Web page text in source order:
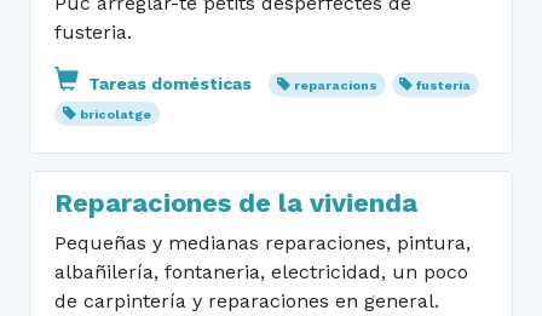
fusteria.
Tareas domésticas reparacions
fusteria
bricolatge
Reparaciones de la vivienda
Pequeñas y medianas reparaciones, pintura,
albañilería, fontaneria, electricidad, un poco
de carpintería y reparaciones en general.